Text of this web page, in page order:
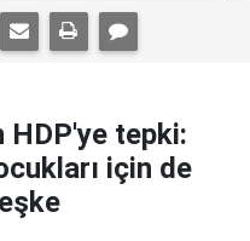
tepki:
için de